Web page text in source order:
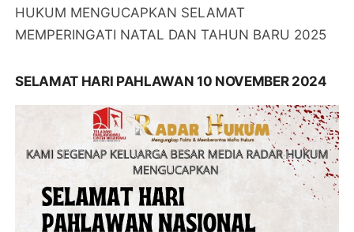
HUKUM MENGUCAPKAN SELAMAT
MEMPERINGATI NATAL DAN TAHUN BARU 2025
SELAMAT HARI PAHLAWAN 10 NOVEMBER 2024